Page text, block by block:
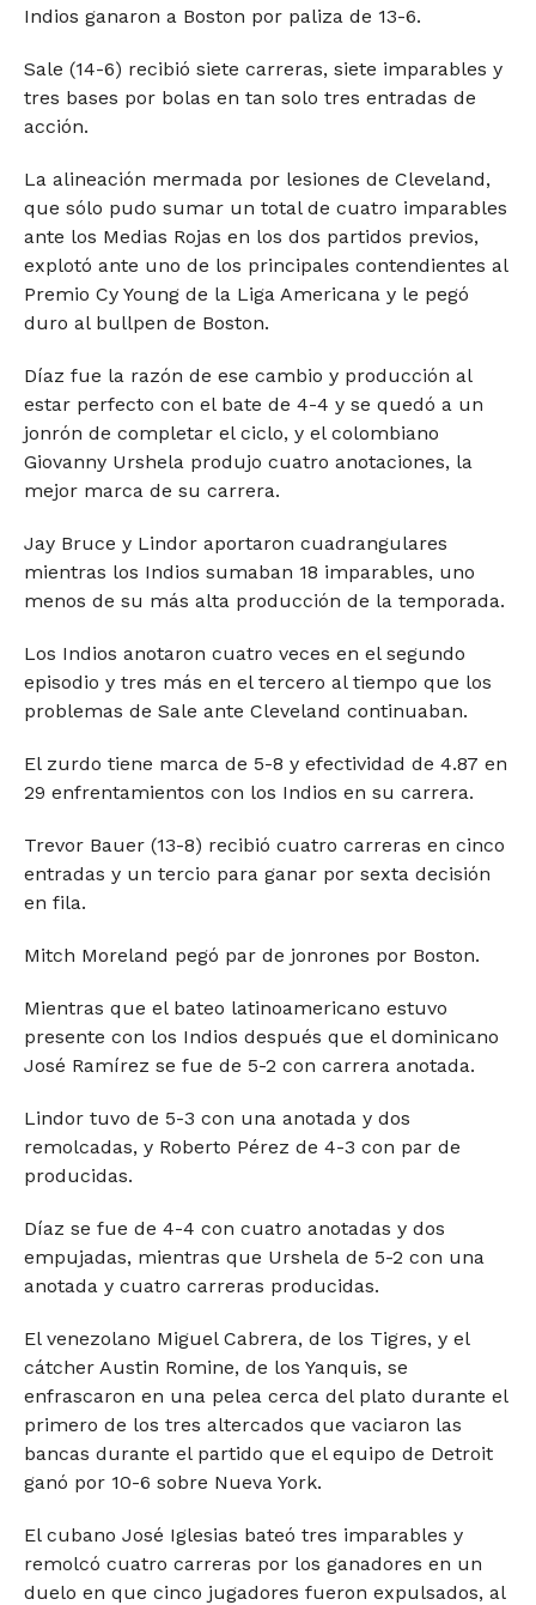
Indios ganaron a Boston por paliza de 13-6.
Sale (14-6) recibió siete carreras, siete imparables y
tres bases por bolas en tan solo tres entradas de
acción.
La alineación mermada por lesiones de Cleveland,
que sólo pudo sumar un total de cuatro imparables
ante los Medias Rojas en los dos partidos previos,
explotó ante uno de los principales contendientes al
Premio Cy Young de la Liga Americana y le pegó
duro al bullpen de Boston.
Díaz fue la razón de ese cambio y producción al
estar perfecto con el bate de 4-4 y se quedó a un
jonrón de completar el ciclo, y el colombiano
Giovanny Urshela produjo cuatro anotaciones, la
mejor marca de su carrera.
Jay Bruce y Lindor aportaron cuadrangulares
mientras los Indios sumaban 18 imparables, uno
menos de su más alta producción de la temporada.
Los Indios anotaron cuatro veces en el segundo
episodio y tres más en el tercero al tiempo que los
problemas de Sale ante Cleveland continuaban.
El zurdo tiene marca de 5-8 y efectividad de 4.87 en
29 enfrentamientos con los Indios en su carrera.
Trevor Bauer (13-8) recibió cuatro carreras en cinco
entradas y un tercio para ganar por sexta decisión
en fila.
Mitch Moreland pegó par de jonrones por Boston.
Mientras que el bateo latinoamericano estuvo
presente con los Indios después que el dominicano
José Ramírez se fue de 5-2 con carrera anotada.
Lindor tuvo de 5-3 con una anotada y dos
remolcadas, y Roberto Pérez de 4-3 con par de
producidas.
Díaz se fue de 4-4 con cuatro anotadas y dos
empujadas, mientras que Urshela de 5-2 con una
anotada y cuatro carreras producidas.
El venezolano Miguel Cabrera, de los Tigres, y el
cátcher Austin Romine, de los Yanquis, se
enfrascaron en una pelea cerca del plato durante el
primero de los tres altercados que vaciaron las
bancas durante el partido que el equipo de Detroit
ganó por 10-6 sobre Nueva York.
El cubano José Iglesias bateó tres imparables y
remolcó cuatro carreras por los ganadores en un
duelo en que cinco jugadores fueron expulsados, al